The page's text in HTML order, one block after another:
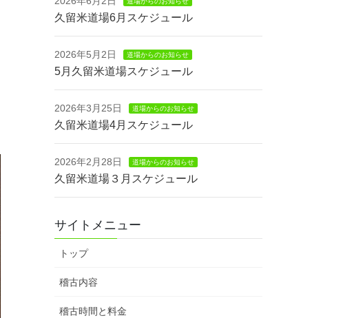
久留米道場6月スケジュール
2026年5月2日 道場からのお知らせ
5月久留米道場スケジュール
2026年3月25日 道場からのお知らせ
久留米道場4月スケジュール
2026年2月28日 道場からのお知らせ
久留米道場３月スケジュール
サイトメニュー
トップ
稽古内容
稽古時間と料金